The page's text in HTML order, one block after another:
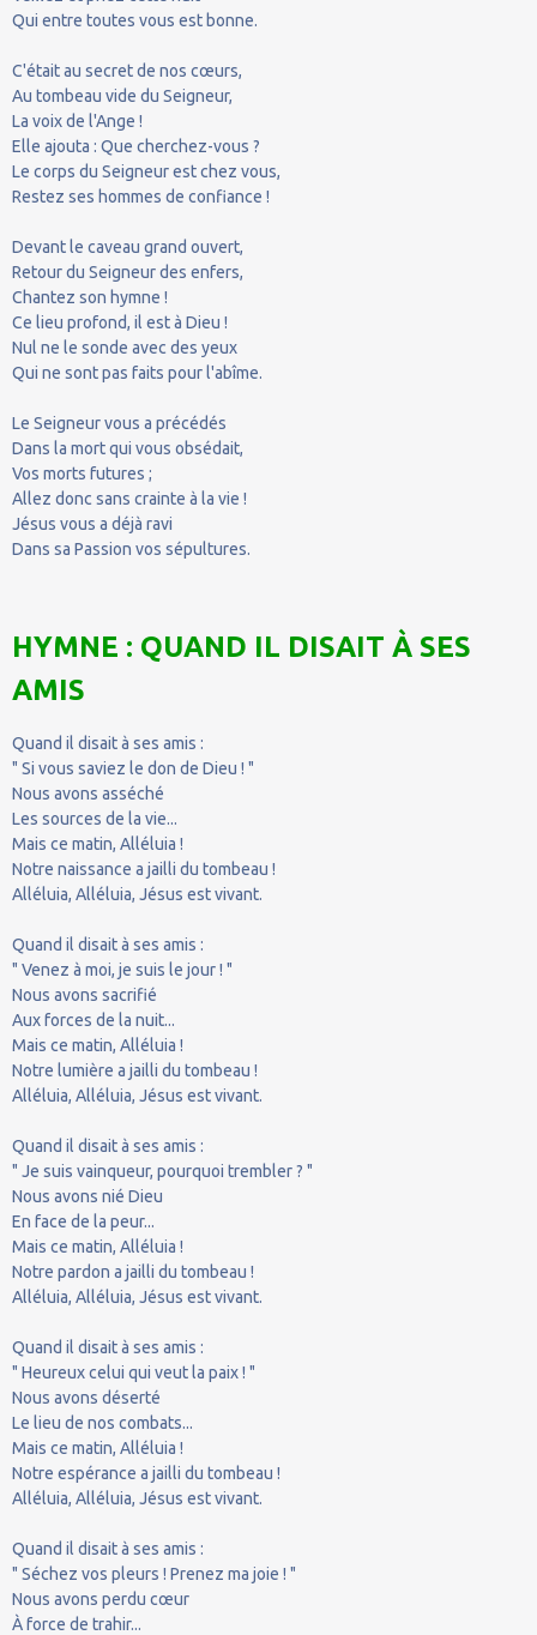
Qui entre toutes vous est bonne.
C'était au secret de nos cœurs,
Au tombeau vide du Seigneur,
La voix de l'Ange !
Elle ajouta : Que cherchez-vous ?
Le corps du Seigneur est chez vous,
Restez ses hommes de confiance !
Devant le caveau grand ouvert,
Retour du Seigneur des enfers,
Chantez son hymne !
Ce lieu profond, il est à Dieu !
Nul ne le sonde avec des yeux
Qui ne sont pas faits pour l'abîme.
Le Seigneur vous a précédés
Dans la mort qui vous obsédait,
Vos morts futures ;
Allez donc sans crainte à la vie !
Jésus vous a déjà ravi
Dans sa Passion vos sépultures.
HYMNE : QUAND IL DISAIT À SES
AMIS
Quand il disait à ses amis :
" Si vous saviez le don de Dieu ! "
Nous avons asséché
Les sources de la vie...
Mais ce matin, Alléluia !
Notre naissance a jailli du tombeau !
Alléluia, Alléluia, Jésus est vivant.
Quand il disait à ses amis :
" Venez à moi, je suis le jour ! "
Nous avons sacrifié
Aux forces de la nuit...
Mais ce matin, Alléluia !
Notre lumière a jailli du tombeau !
Alléluia, Alléluia, Jésus est vivant.
Quand il disait à ses amis :
" Je suis vainqueur, pourquoi trembler ? "
Nous avons nié Dieu
En face de la peur...
Mais ce matin, Alléluia !
Notre pardon a jailli du tombeau !
Alléluia, Alléluia, Jésus est vivant.
Quand il disait à ses amis :
" Heureux celui qui veut la paix ! "
Nous avons déserté
Le lieu de nos combats...
Mais ce matin, Alléluia !
Notre espérance a jailli du tombeau !
Alléluia, Alléluia, Jésus est vivant.
Quand il disait à ses amis :
" Séchez vos pleurs ! Prenez ma joie ! "
Nous avons perdu cœur
À force de trahir...